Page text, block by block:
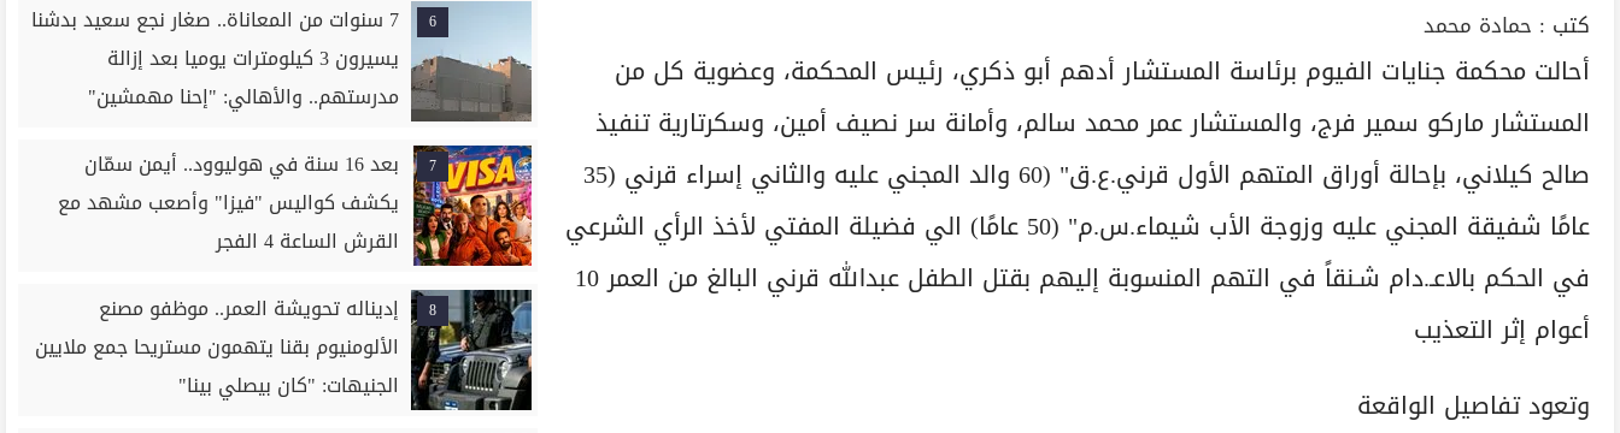
كتب : حمادة محمد
أحالت محكمة جنايات الفيوم برئاسة المستشار أدهم أبو ذكري، رئيس المحكمة، وعضوية كل من
المستشار ماركو سمير فرج، والمستشار عمر محمد سالم، وأمانة سر نصيف أمين، وسكرتارية تنفيذ
صالح كيلاني، بإحالة أوراق المتهم الأول قرني.ع.ق" (60 والد المجني عليه والثاني إسراء قرني (35
عامًا شفيقة المجني عليه وزوجة الأب شيماء.س.م" (50 عامًا) الي فضيلة المفتي لأخذ الرأي الشرعي
في الحكم بالاعـ.دام شـنقاً في التهم المنسوبة إليهم بقتل الطفل عبدالله قرني البالغ من العمر 10
أعوام إثر التعذيب
وتعود تفاصيل الواقعة
6
7 سنوات من المعاناة.. صغار نجع سعيد بدشنا
يسيرون 3 كيلومترات يوميا بعد إزالة
مدرستهم.. والأهالي: "إحنا مهمشين"
7
بعد 16 سنة في هوليوود.. أيمن سمّان
يكشف كواليس "فيزا" وأصعب مشهد مع
القرش الساعة 4 الفجر
8
إديناله تحويشة العمر.. موظفو مصنع
الألومنيوم بقنا يتهمون مستريحا جمع ملايين
الجنيهات: "كان بيصلي بينا"